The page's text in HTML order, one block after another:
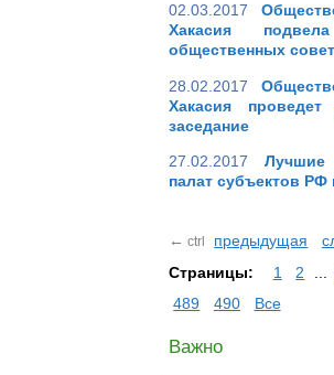
02.03.2017
Хакасия
общественных
28.02.2017
Хакасия
заседание
27.02.2017
Лучшие
палат субъектов РФ
← ctrl предыдущая
Страницы:
1 2
489
490 Все
Важно